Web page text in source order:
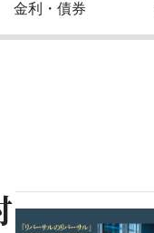
金利・債券